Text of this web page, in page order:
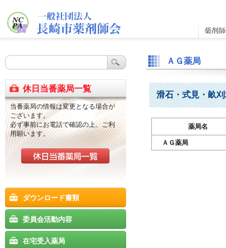
ＡＧ薬局
滑石・式見・畝
薬局名
ＡＧ薬局
休日当番薬局一覧
当番薬局の情報は変更となる場合が
ございます。
必ず事前にお電話で確認の上、ご利
用願います。
ダウンロード書類
委員会活動内容
在宅受入薬局